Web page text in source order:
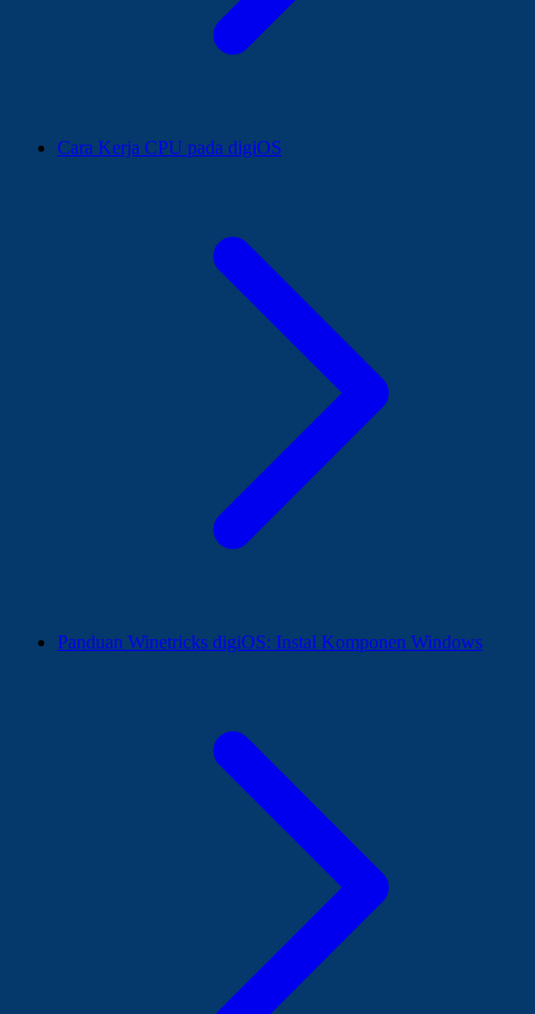
Cara Kerja CPU pada digiOS
Panduan Winetricks digiOS: Instal Komponen Windows